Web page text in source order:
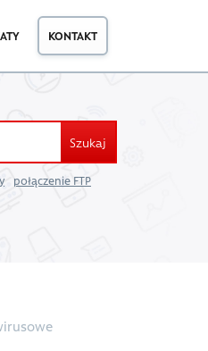
KONTAKT
Szukaj
połączenie FTP